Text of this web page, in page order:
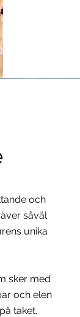
och
såväl
unika
sker med
och elen
taket.